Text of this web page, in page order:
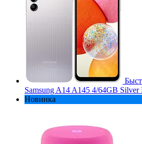
Samsung A14 A145 4/64GB Silver
Новинка